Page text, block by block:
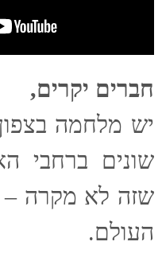
חברים יקרים,
יש מלחמה
שונים ברחבי
שזה לא מקרה
העולם.